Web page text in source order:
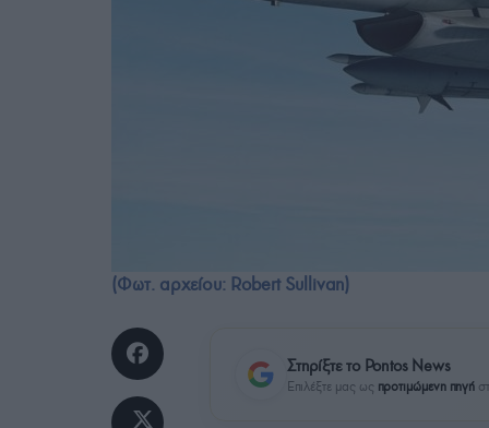
(Φωτ. αρχείου: Robert Sullivan)
Στηρίξτε το Pontos News
Επιλέξτε μας ως προτιμώμενη πηγή